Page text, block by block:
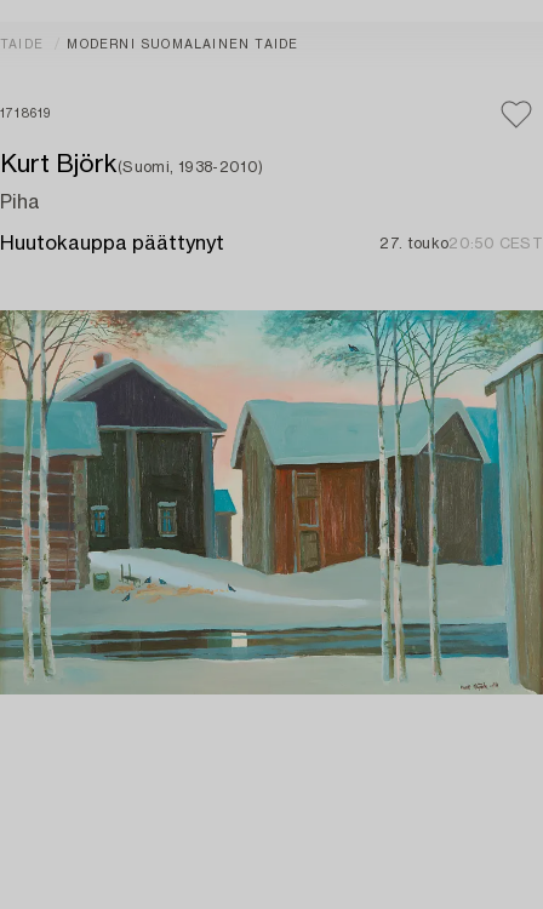
TAIDE MODERNI SUOMALAINEN TAIDE
1718619
Kurt Björk(Suomi, 1938-2010)
Piha
Huutokauppa päättynyt 27. touko20:50 CEST